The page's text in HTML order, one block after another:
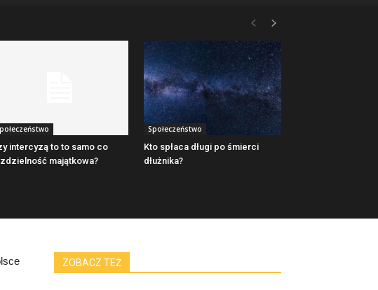
intercyzą to to samo co
majątkowa?
Społeczeństwo
Kto spłaca długi po śmierci
dłużnika?
ZOBACZ TEŻ